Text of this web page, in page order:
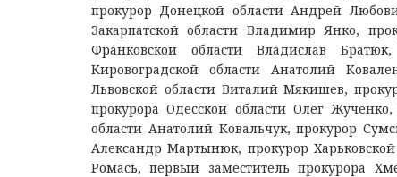
прокурор Донецкой области Андрей
Закарпатской области Владимир Янко,
Франковской области Владислав
Кировоградской области Анатолий
Львовской области Виталий Мякишев,
прокурора Одесской области Олег
области Анатолий Ковальчук, прокурор
Александр Мартынюк, прокурор
Ромась, первый заместитель прокурора